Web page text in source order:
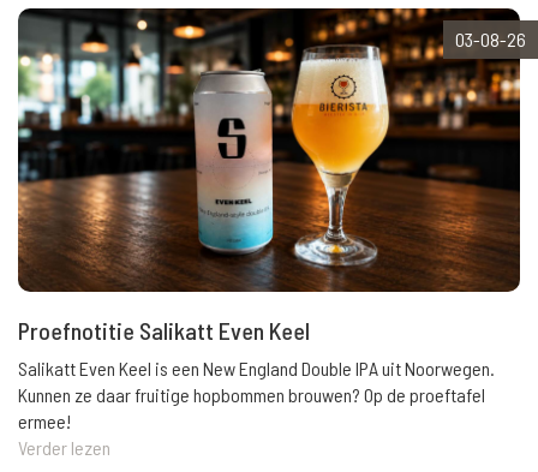
03-08-26
Proefnotitie Salikatt Even Keel
Salikatt Even Keel is een New England Double IPA uit Noorwegen.
Kunnen ze daar fruitige hopbommen brouwen? Op de proeftafel
ermee!
Verder lezen